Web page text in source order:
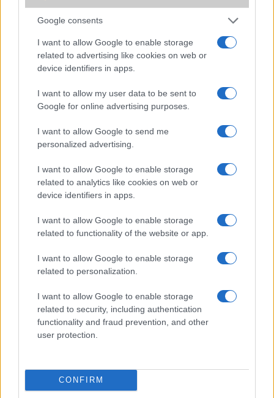
Google consents
I want to allow Google to enable storage
related to advertising like cookies on web or
device identifiers in apps.
I want to allow my user data to be sent to
Google for online advertising purposes.
I want to allow Google to send me
personalized advertising.
I want to allow Google to enable storage
related to analytics like cookies on web or
device identifiers in apps.
I want to allow Google to enable storage
related to functionality of the website or app.
I want to allow Google to enable storage
related to personalization.
I want to allow Google to enable storage
related to security, including authentication
functionality and fraud prevention, and other
user protection.
CONFIRM
Új és Használt GSM kiemelt ajánlatok
Nyugati GSM
320.000 Ft (új)
Samsung Galaxy S25